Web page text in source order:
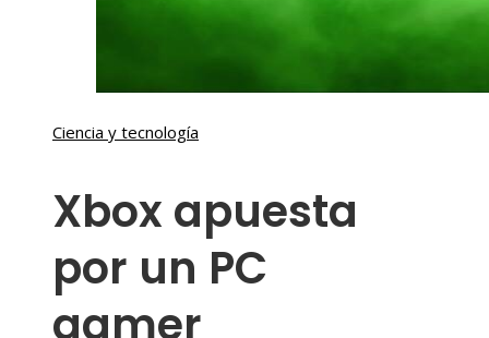
Ciencia y tecnología
Xbox apuesta
por un PC
gamer